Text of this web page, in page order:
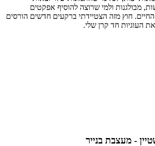
מבולגנות ולמי שרוצה להוסיף אפקטים
חוץ מזה הצטיידתי ברקעים חדשים הורסים
העוגיות חד קרן שלי.
- מעצבת בנייר